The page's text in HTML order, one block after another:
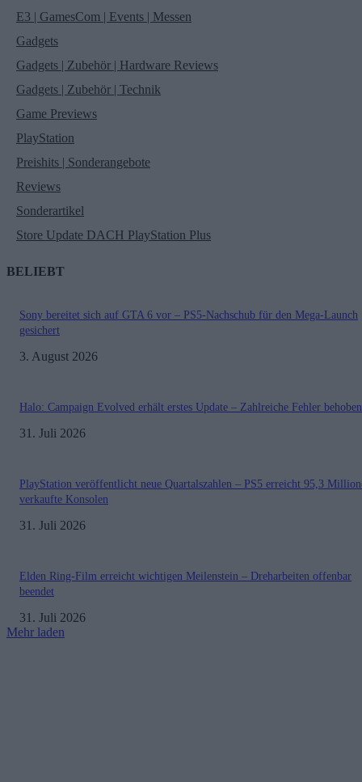
E3 | GamesCom | Events | Messen
Gadgets
Gadgets | Zubehör | Hardware Reviews
Gadgets | Zubehör | Technik
Game Previews
PlayStation
Preishits | Sonderangebote
Reviews
Sonderartikel
Store Update DACH PlayStation Plus
BELIEBT
Sony bereitet sich auf GTA 6 vor – PS5-Nachschub für den Mega-Launch
gesichert
3. August 2026
Halo: Campaign Evolved erhält erstes Update – Zahlreiche Fehler behoben
31. Juli 2026
PlayStation veröffentlicht neue Quartalszahlen – PS5 erreicht 95,3
verkaufte Konsolen
31. Juli 2026
Elden Ring-Film erreicht wichtigen Meilenstein – Dreharbeiten offenbar
beendet
31. Juli 2026
Mehr laden